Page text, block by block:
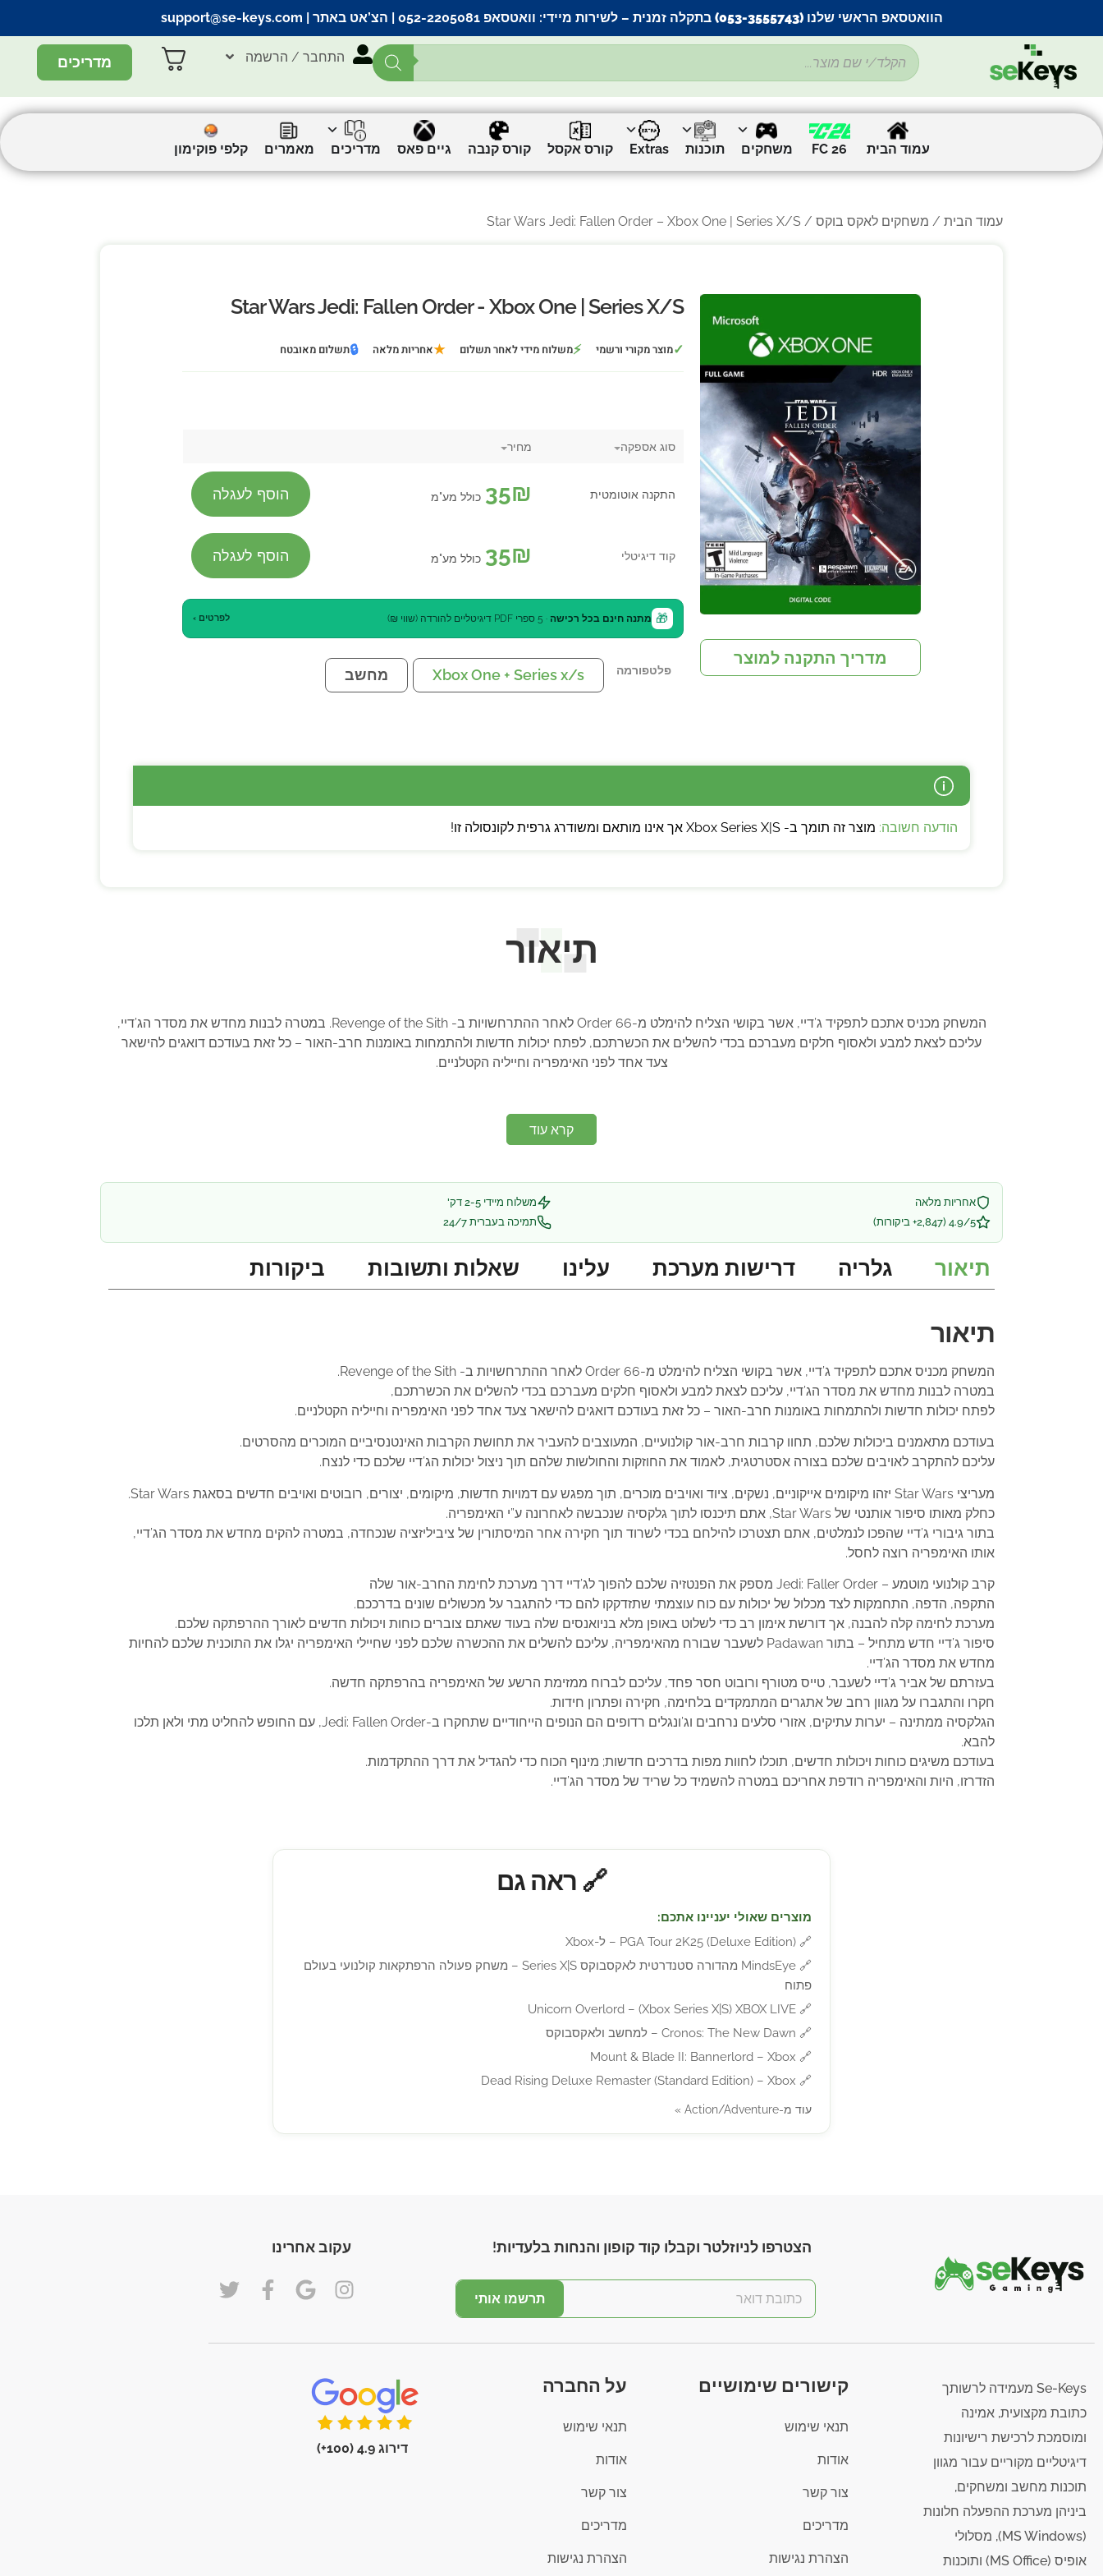
הוואטסאפ הראשי שלנו (053-3555743) בתקלה זמנית – לשירות מיידי: וואטסאפ 052-2205081 | הצ’אט באתר | support@se-keys.com
התחבר / הרשמה מדריכים
עמוד הבית FC 26 משחקים תוכנות Extras קורס אקסל קורס קנבה גיים פאס מדריכים מאמרים קלפי פוקימון
עמוד הבית / משחקים לאקס בוקס / Star Wars Jedi: Fallen Order – Xbox One | Series X/S
מדריך התקנה למוצר
Star Wars Jedi: Fallen Order - Xbox One | Series X/S
✓מוצר מקורי ורשמי ⚡משלוח מידי לאחר תשלום ★אחריות מלאה 🔒תשלום מאובטח
סוג אספקה מחיר
התקנה אוטומטית 35₪ כולל מע"מ הוסף לעגלה
קוד דיגיטלי 35₪ כולל מע"מ הוסף לעגלה
🎁 מתנה חינם בכל רכישה · 5 ספרי PDF דיגיטליים להורדה (שווי ₪) לפרטים ›
פלטפורמה Xbox One + Series x/s מחשב
הודעה חשובה: מוצר זה תומך ב- Xbox Series X|S אך אינו מותאם ומשודרג גרפית לקונסולה זו!
תיאור
המשחק מכניס אתכם לתפקיד ג’דיי, אשר בקושי הצליח להימלט מ-Order 66 לאחר ההתרחשויות ב-Revenge of the Sith. במטרה לבנות מחדש את מסדר הג’דיי,
עליכם לצאת למבע ולאסוף חלקים מעברכם בכדי להשלים את הכשרתכם, לפתח יכולות חדשות ולהתמחות באומנות חרב-האור – כל זאת בעודכם דואגים להישאר
צעד אחד לפני האימפריה וחייליה הקטלניים.
קרא עוד
אחריות מלאה
משלוח מיידי 2-5 דק'
4.9/5 (2,847+ ביקורות)
תמיכה בעברית 24/7
תיאור גלריה דרישות מערכת עלינו שאלות ותשובות ביקורות
תיאור
המשחק מכניס אתכם לתפקיד ג’דיי, אשר בקושי הצליח להימלט מ-Order 66 לאחר ההתרחשויות ב- Revenge of the Sith.
במטרה לבנות מחדש את מסדר הג’דיי, עליכם לצאת למבע ולאסוף חלקים מעברכם בכדי להשלים את הכשרתכם,
לפתח יכולות חדשות ולהתמחות באומנות חרב-האור – כל זאת בעודכם דואגים להישאר צעד אחד לפני האימפריה וחייליה הקטלניים.
בעודכם מתאמנים ביכולות שלכם, תחוו קרבות חרב-אור קולנועיים, המעוצבים להעביר את תחושת הקרבות האינטנסיביים המוכרים מהסרטים.
עליכם להתקרב לאויבים שלכם בצורה אסטרטגית, לאמוד את החוזקות והחולשות שלהם תוך ניצול יכולות הג’דיי שלכם כדי לנצח.
מעריצי Star Wars יזהו מיקומים אייקוניים, נשקים, ציוד ואויבים מוכרים, תוך מפגש עם דמויות חדשות, מיקומים, יצורים, רובוטים ואויבים חדשים בסאגת Star Wars.
כחלק מאותו סיפור אותנטי של Star Wars, אתם תיכנסו לתוך גלקסיה שנכבשה לאחרונה ע”י האימפריה.
בתור גיבורי ג’דיי שהפכו לנמלטים, אתם תצטרכו להילחם בכדי לשרוד תוך חקירה אחר המיסתורין של ציביליזציה שנכחדה, במטרה להקים מחדש את מסדר הג’דיי,
אותו האימפריה רוצה לחסל.
קרב קולנועי מוטמע – Jedi: Faller Order מספק את הפנטזיה שלכם להפוך לג’דיי דרך מערכת לחימת החרב-אור שלה
התקפה, הדפה, התחמקות לצד מכלול של יכולות עם כוח עוצמתי שתזדקקו להם כדי להתגבר על מכשולים שונים בדרככם.
מערכת לחימה קלה להבנה, אך דורשת אימון רב כדי לשלוט באופן מלא בניואנסים שלה בעוד שאתם צוברים כוחות ויכולות חדשים לאורך ההרפתקה שלכם.
סיפור ג’דיי חדש מתחיל – בתור Padawan לשעבר שבורח מהאימפריה, עליכם להשלים את ההכשרה שלכם לפני שחיילי האימפריה יגלו את התוכנית שלכם להחיות
מחדש את מסדר הג’דיי.
בעזרתם של אביר ג’דיי לשעבר, טייס מטורף ורובוט חסר פחד, עליכם לברוח ממזימת הרשע של האימפריה בהרפתקה חדשה.
חקרו והתגברו על מגוון רחב של אתגרים המתמקדים בלחימה, חקירה ופתרון חידות.
הגלקסיה ממתינה – יערות עתיקים, אזורי סלעים נרחבים וג’ונגלים רדופים הם הנופים הייחודיים שתחקרו ב-Jedi: Fallen Order, עם החופש להחליט מתי ולאן תלכו
להבא.
בעודכם משיגים כוחות ויכולות חדשים, תוכלו לחוות מפות בדרכים חדשות; מינוף הכוח כדי להגדיל את דרך ההתקדמות.
הזדרזו, היות והאימפריה רודפת אחריכם במטרה להשמיד כל שריד של מסדר הג’דיי.
🔗 ראה גם
מוצרים שאולי יעניינו אתכם:
🔗 PGA Tour 2K25 (Deluxe Edition) – ל-Xbox
🔗
MindsEye מהדורה סטנדרטית לאקסבוקס Series X|S – משחק פעולה הרפתקאות קולנועי בעולם
פתוח
🔗
Unicorn Overlord – (Xbox Series X|S) XBOX LIVE
🔗 Cronos: The New Dawn – למחשב ולאקסבוקס
🔗
Mount & Blade II: Bannerlord – Xbox
🔗
Dead Rising Deluxe Remaster (Standard Edition) – Xbox
עוד מ-Action/Adventure »
הצטרפו לניוזלטר וקבלו קוד קופון והנחות בלעדיות!
תרשמו אותי
עקוב אחרינו
Se-Keys מעמידה לרשותך
כתובת מקצועית, אמינה
ומוסמכת לרכישת רישיונות
דיגיטליים מקוריים עבור מגוון
תוכנות מחשב ומשחקים,
ביניהן מערכת ההפעלה חלונות
(MS Windows), מסלולי
אופיס (MS Office) ותוכנות
קישורים שימושיים
תנאי שימוש
אודות
צור קשר
מדריכים
הצהרת נגישות
על החברה
תנאי שימוש
אודות
צור קשר
מדריכים
הצהרת נגישות
דירוג 4.9 (100+)